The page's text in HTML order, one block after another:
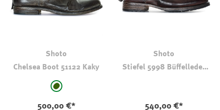
Shoto
Chelsea Boot 51122 Kaky
auswählen
dkl oliv-kaki
500,00 €*
Shoto
Stiefel 5998 Büffelleder
540,00 €*